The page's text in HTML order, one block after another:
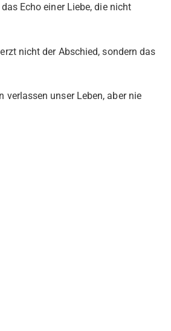
Echo einer Liebe, die nicht
nicht der Abschied, sondern das
verlassen unser Leben, aber nie